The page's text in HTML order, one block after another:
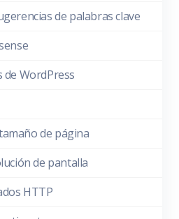
de palabras clave
de WordPress
de página
de pantalla
HTTP